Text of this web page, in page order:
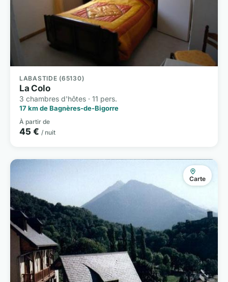
LABASTIDE (65130)
La Colo
3 chambres d'hôtes · 11 pers.
17 km de Bagnères-de-Bigorre
À partir de
45 € / nuit
Carte